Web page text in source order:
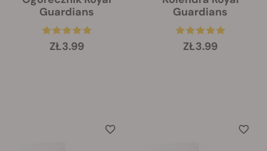
Guardians
ZŁ3.99
Guardians
ZŁ3.99